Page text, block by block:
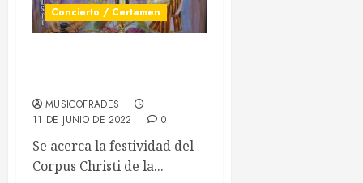
Bandas de Cornetas y Tambores
Bandas de Música
Vísperas del Corpus
Christi en Sevilla 2022
MUSICOFRADES
11 DE JUNIO DE 2022
Musicofrades
¿Quieres permanecer informado/a de todas las